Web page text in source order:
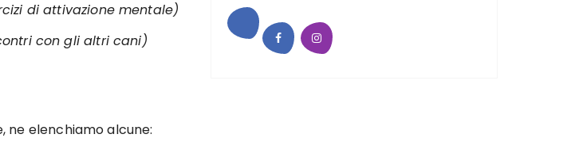
di attivazione mentale)
con gli altri cani)
ne elenchiamo alcune: